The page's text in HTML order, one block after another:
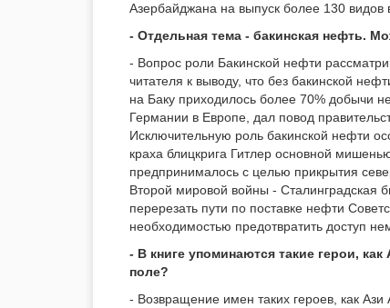
Азербайджана на выпуск более 130
- Отдельная тема - бакинская нефть.
- Вопрос роли Бакинской нефти
читателя к выводу, что без бакинской
на Баку приходилось более 70% добычи
Германии в Европе, дал повод
Исключительную роль бакинской нефти
краха блицкрига Гитлер основной
предпринималось с целью прикрытия
Второй мировой войны - Сталинградская
перерезать пути по поставке нефти
необходимостью предотвратить доступ
- В книге упоминаются такие герои,
поле?
- Возвращение имен таких героев, как